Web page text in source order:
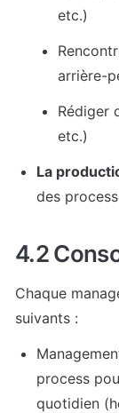
etc.)
arrière-
Rédiger
etc.)
La
des
4.2
Chaque
suivants :
process
quotidien